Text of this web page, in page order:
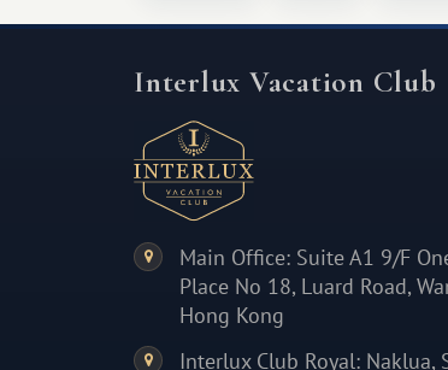
Interlux Vacation Club
Main Office: Suite A1 9/F
Place No 18, Luard Road,
Hong Kong
Interlux Club Royal: Naklua,